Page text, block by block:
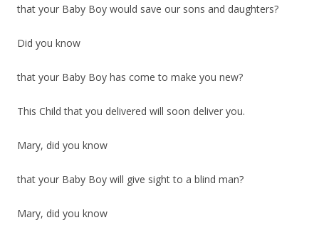
that your Baby Boy would save our sons and daughters?
Did you know
that your Baby Boy has come to make you new?
This Child that you delivered will soon deliver you.
Mary, did you know
that your Baby Boy will give sight to a blind man?
Mary, did you know